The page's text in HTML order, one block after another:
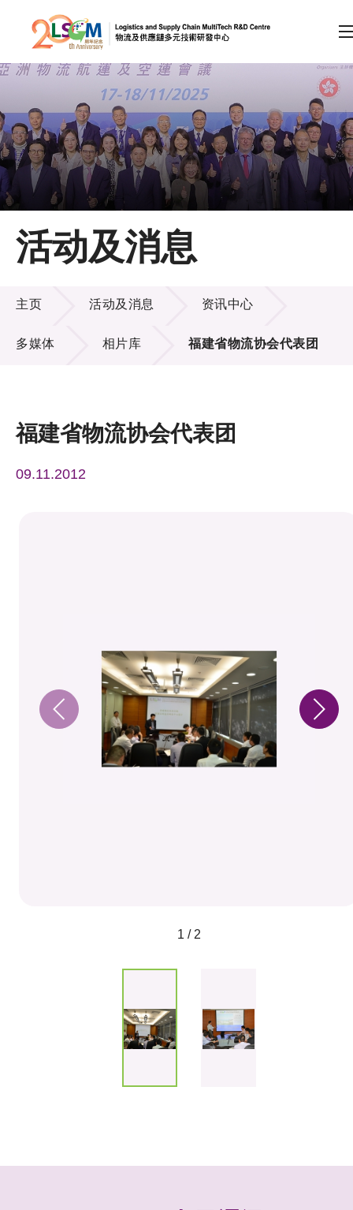
跳到内容（按回车键）
会员登录
A A EN 繁 简
主页
关于LSCM
技术商品化
项目及资助计划
活动及消息
活动及消息
活动及消息
主页 活动及消息 资讯中心
多媒体 相片库 福建省物流协会代表团
福建省物流协会代表团
09.11.2012
1 / 2